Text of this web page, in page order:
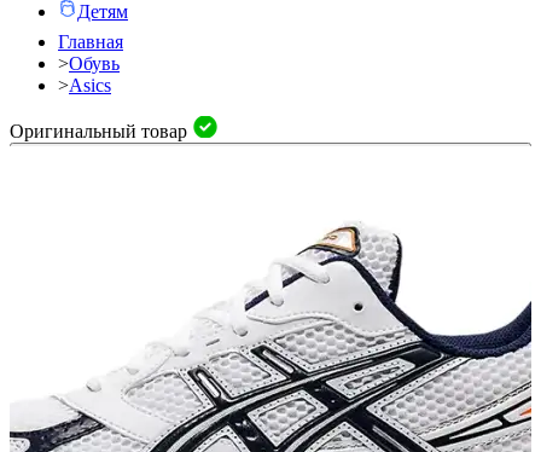
Детям
Главная
>Обувь
>Asics
Оригинальный товар